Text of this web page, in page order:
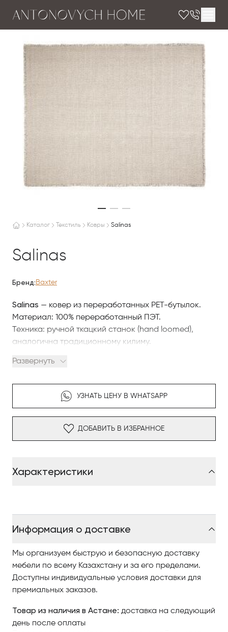
Каталог Текстиль Ковры Salinas
Salinas
Бренд: Baxter
Salinas — ковер из переработанных PET-бутылок.
Материал: 100% переработанный ПЭТ.
Техника: ручной ткацкий станок (hand loomed),
аналогична традиционному килиму.
вариации цвета — это часть ремесленного
Развернуть
УЗНАТЬ ЦЕНУ В WHATSAPP
ДОБАВИТЬ В ИЗБРАННОЕ
Характеристики
Информация о доставке
Мы организуем быструю и безопасную доставку
мебели по всему Казахстану и за его пределами.
Доступны индивидуальные условия доставки для
премиальных заказов.
Товар из наличия в Астане: доставка на следующий
день после оплаты